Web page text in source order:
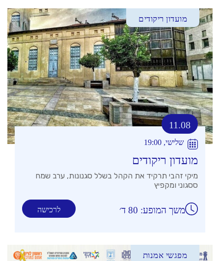
מועדון ריקודים
11.08
שלישי, 19:00
מועדון ריקודים
מיקי זהבי תרקיד את הקהל בשלל סגנונות, ערב שמח
ססגוני ומקפיץ
לרכישה משך המופע: 80 ד׳
מפגשי אמנות